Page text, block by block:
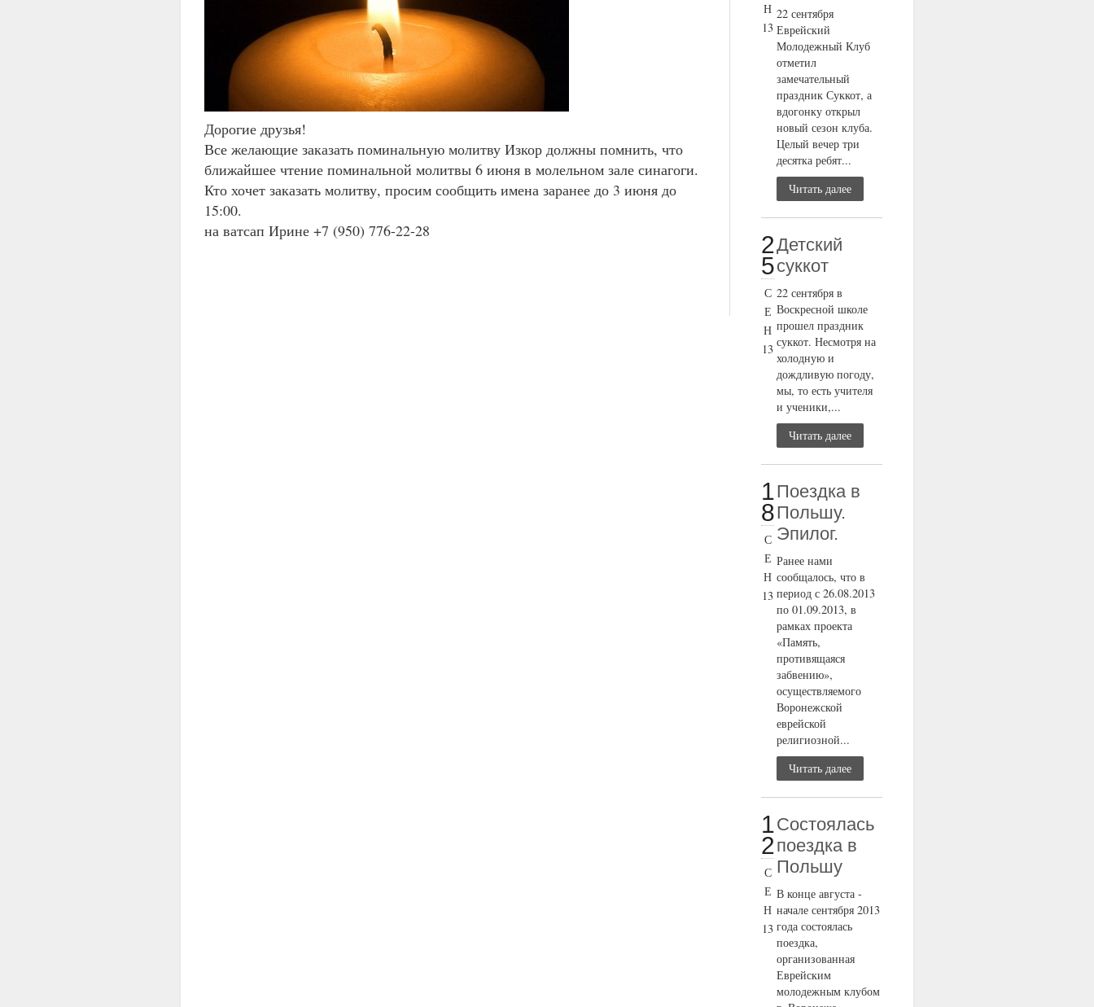
Дорогие друзья!
Все желающие заказать поминальную молитву Изкор должны помнить, что
ближайшее чтение поминальной молитвы 6 июня в молельном зале синагоги.
Кто хочет заказать молитву, просим сообщить имена заранее до 3 июня до
15:00.
на ватсап Ирине +7 (950) 776-22-28
Н
13
22 сентября
Еврейский
Молодежный Клуб
отметил
замечательный
праздник Суккот, а
вдогонку открыл
новый сезон клуба.
Целый вечер три
десятка ребят...
Читать далее
2
5
С
Е
Н
13
Детский
суккот
22 сентября в
Воскресной школе
прошел праздник
суккот. Несмотря на
холодную и
дождливую погоду,
мы, то есть учителя
и ученики,...
Читать далее
1
8
С
Е
Н
13
Поездка в
Польшу.
Эпилог.
Ранее нами
сообщалось, что в
период с 26.08.2013
по 01.09.2013, в
рамках проекта
«Память,
противящаяся
забвению»,
осуществляемого
Воронежской
еврейской
религиозной...
Читать далее
1
2
С
Е
Н
13
Состоялась
поездка в
Польшу
В конце августа -
начале сентября 2013
года состоялась
поездка,
организованная
Еврейским
молодежным клубом